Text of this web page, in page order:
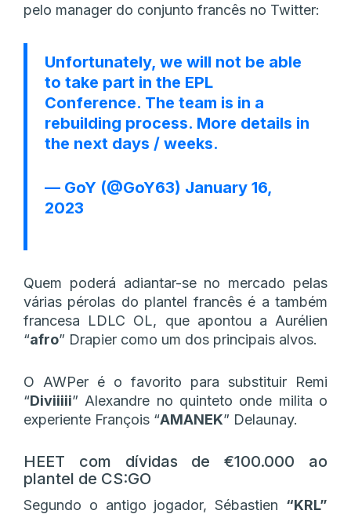
pelo manager do conjunto francês no Twitter:
Unfortunately, we will not be able
to take part in the EPL
Conference. The team is in a
rebuilding process. More details in
the next days / weeks.
— GoY (@GoY63) January 16,
2023
Quem poderá adiantar-se no mercado pelas
várias pérolas do plantel francês é a também
francesa LDLC OL, que apontou a Aurélien
“afro” Drapier como um dos principais alvos.
O AWPer é o favorito para substituir Remi
“Diviiiii” Alexandre no quinteto onde milita o
experiente François “AMANEK” Delaunay.
HEET com dívidas de €100.000 ao
plantel de CS:GO
Segundo o antigo jogador, Sébastien “KRL”